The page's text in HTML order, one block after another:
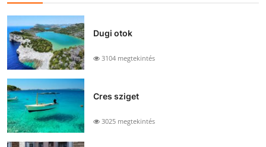
Dugi otok
3104 megtekintés
Cres sziget
3025 megtekintés